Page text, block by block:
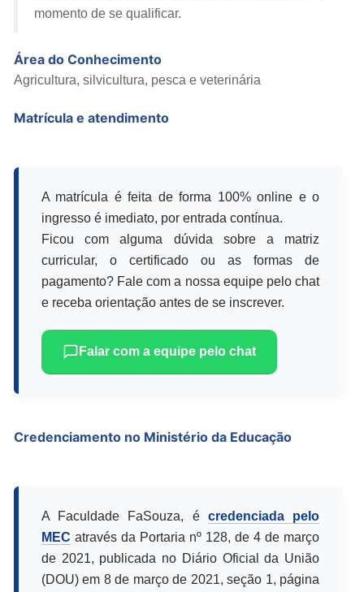
momento de se qualificar.
Área do Conhecimento
Agricultura, silvicultura, pesca e veterinária
Matrícula e atendimento
A matrícula é feita de forma 100% online e o
ingresso é imediato, por entrada contínua.
Ficou com alguma dúvida sobre a matriz
curricular, o certificado ou as formas de
pagamento? Fale com a nossa equipe pelo chat
e receba orientação antes de se inscrever.
Falar com a equipe pelo chat
Credenciamento no Ministério da Educação
A Faculdade FaSouza, é credenciada pelo
MEC através da Portaria nº 128, de 4 de março
de 2021, publicada no Diário Oficial da União
(DOU) em 8 de março de 2021, seção 1, página